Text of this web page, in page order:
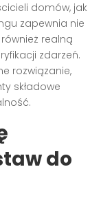
domów, jak
zapewnia nie
realną
zdarzeń.
rozwiązanie,
składowe
do